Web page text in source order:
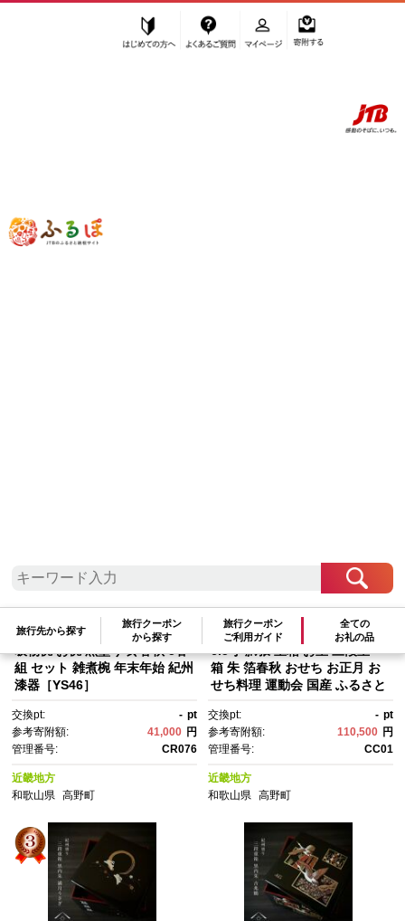
ふるぽ JTBのふるさと納税サイト
旅行先から探す
旅行クーポン
から探す
旅行クーポン
ご利用ガイド
全ての
お礼の品
”食器・グラス” 和歌山県
吸物椀 お椀 黒塗り 鈴春秋 5客
組 セット 雑煮椀 年末年始 紀州
漆器［YS46］
交換pt: - pt
参考寄附額:
41,000 円
管理番号:
CR076
近畿地方
和歌山県
高野町
6.5寸 胴張 重箱 お重 三段重
箱 朱 箔春秋 おせち お正月 お
せち料理 運動会 国産 ふるさと
交換pt: - pt
参考寄附額:
110,500 円
管理番号:
CC01
近畿地方
和歌山県 高野町